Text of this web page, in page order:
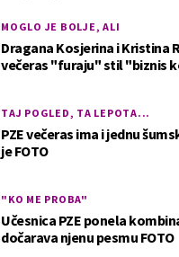
MOGLO JE BOLJE, ALI
Dragana Kosjerina i Kristina
večeras "furaju" stil "biznis
TAJ POGLED, TA LEPOTA...
PZE večeras ima i jednu
je FOTO
"KO ME PROBA"
Učesnica PZE ponela
dočarava njenu pesmu FOTO